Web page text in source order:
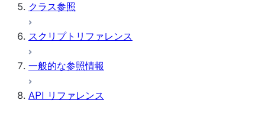
クラス参照
スクリプトリファレンス
一般的な参照情報
API リファレンス